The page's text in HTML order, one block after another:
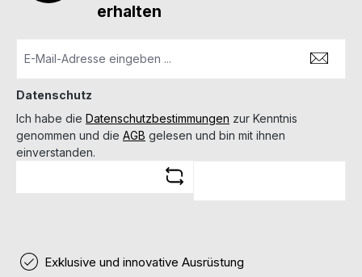
erhalten
Datenschutz
Ich habe die Datenschutzbestimmungen zur Kenntnis
genommen und die AGB gelesen und bin mit ihnen
einverstanden.
Exklusive und innovative Ausrüstung